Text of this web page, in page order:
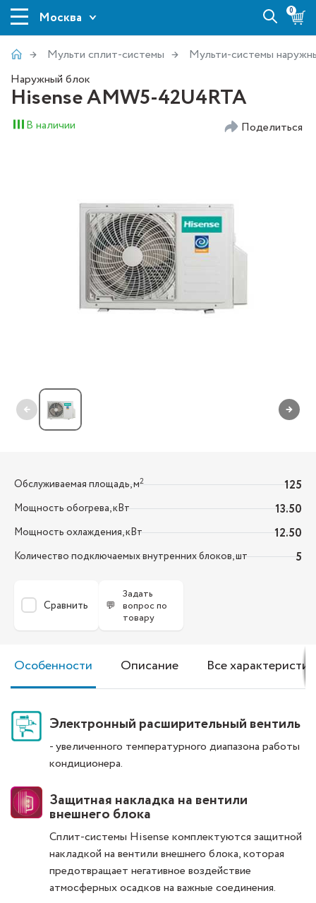
Москва 0
Мульти сплит-системы
Мульти-системы
Наружный блок
Hisense AMW5-42U4RTA
В наличии Поделиться
← →
Обслуживаемая площадь, м2 125
Мощность обогрева, кВт 13.50
Мощность охлаждения, кВт 12.50
Количество подключаемых внутренних блоков, шт 5
Сравнить 💬
Задать
вопрос по
товару
Особенности Описание Все
Электронный расширительный вентиль
- увеличенного температурного диапазона работы
кондиционера.
Защитная накладка на вентили
внешнего блока
Сплит-системы Hisense комплектуются защитной
накладкой на вентили внешнего блока, которая
предотвращает негативное воздействие
атмосферных осадков на важные соединения.